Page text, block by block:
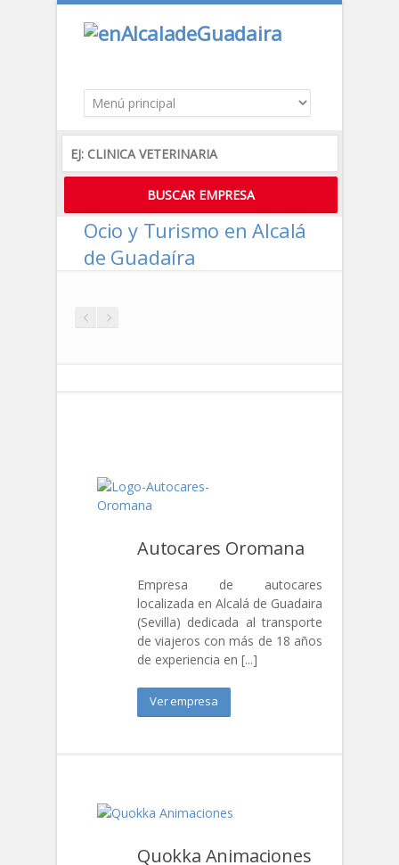
Ocio y Turismo en Alcalá
de Guadaíra
DESTACADO DESTACADO
Autocares Oromana
Empresa de autocares
localizada en Alcalá de Guadaira
(Sevilla) dedicada al transporte
de viajeros con más de 18 años
de experiencia en [...]
Ver empresa
Quokka Animaciones